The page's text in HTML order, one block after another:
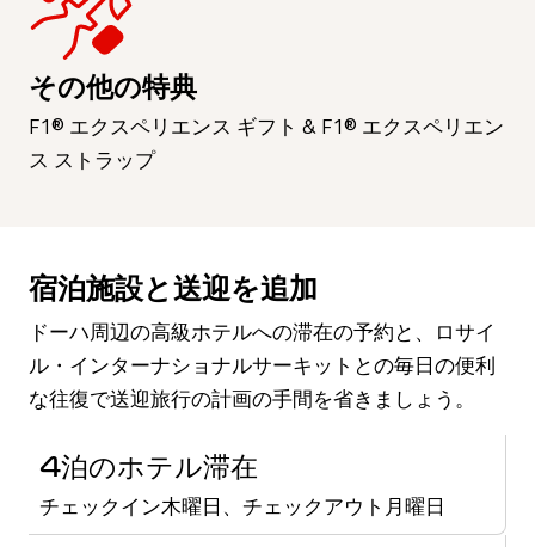
その他の特典
F1® エクスペリエンス ギフト & F1® エクスペリエン
ス ストラップ
宿泊施設と送迎を追加
ドーハ周辺の高級ホテルへの滞在の予約と、ロサイ
ル・インターナショナルサーキットとの毎日の便利
な往復で送迎旅行の計画の手間を省きましょう。
4泊のホテル滞在
チェックイン木曜日、チェックアウト月曜日